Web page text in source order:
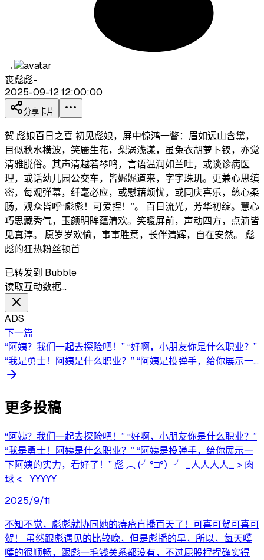
→
丧彪彪-
2025-09-12 12:00:00
分享卡片
贺 彪娘百日之喜 初见彪娘，屏中惊鸿一瞥：眉如远山含黛，
目似秋水横波，笑靥生花，梨涡浅漾，虽兔衣胡萝卜钗，亦觉
清雅脱俗。其声清越若琴鸣，言语温润如兰吐，或谈诊病医
理，或话幼儿园公交车，皆娓娓道来，字字珠玑。更兼心思缜
密，每观弹幕，纤毫必应，或慰藉烦忧，或同庆喜乐，慈心柔
肠，观众皆呼“彪彪！可爱捏！”。 百日流光，芳华初绽。慧心
巧思藏秀气，玉颜明眸蕴清欢。笑暖屏前，声动四方，点滴皆
见真淳。 愿岁岁欢愉，事事胜意，长伴清辉，自在安然。 彪
彪的狂热粉丝顿首
已转发到 Bubble
读取互动数据…
ADS
下一篇
“阿姨？我们一起去探险吧！” “好啊，小朋友你是什么职业？”
“我是勇士！阿姨是什么职业？” “阿姨是投弹手，给你展示一...
更多投稿
“阿姨？我们一起去探险吧！” “好啊，小朋友你是什么职业？”
“我是勇士！阿姨是什么职业？” “阿姨是投弹手，给你展示一
下阿姨的实力，看好了！” 彪 ︵ (╯°□°）╯ _人人人人_ > 肉
球 < ‾‾YYYYY‾‾
2025/9/11
不知不觉，彪彪就协同她的痔疮直播百天了！可喜可贺可喜可
贺！ 虽然跟彪遇见的比较晚，但是彪播的早，所以，每天噗
噗的很顺畅，跟彪一毛钱关系都没有，不过屁股捏捏确实得